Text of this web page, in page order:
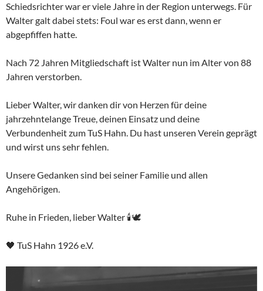
Schiedsrichter war er viele Jahre in der Region unterwegs. Für
Walter galt dabei stets: Foul war es erst dann, wenn er
abgepfiffen hatte.
Nach 72 Jahren Mitgliedschaft ist Walter nun im Alter von 88
Jahren verstorben.
Lieber Walter, wir danken dir von Herzen für deine
jahrzehntelange Treue, deinen Einsatz und deine
Verbundenheit zum TuS Hahn. Du hast unseren Verein geprägt
und wirst uns sehr fehlen.
Unsere Gedanken sind bei seiner Familie und allen
Angehörigen.
Ruhe in Frieden, lieber Walter 🕯🕊
🖤 TuS Hahn 1926 e.V.